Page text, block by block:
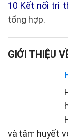
10 Kết nối tri
tổng hợp.
GIỚI THIỆU
và tâm huyết